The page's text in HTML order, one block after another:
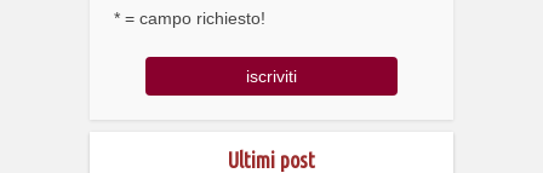
* = campo richiesto!
Ultimi post